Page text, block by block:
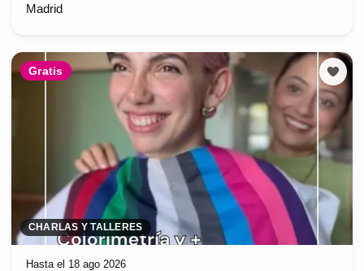
Madrid
Gratis
CHARLAS Y TALLERES
Hasta el 18 ago 2026